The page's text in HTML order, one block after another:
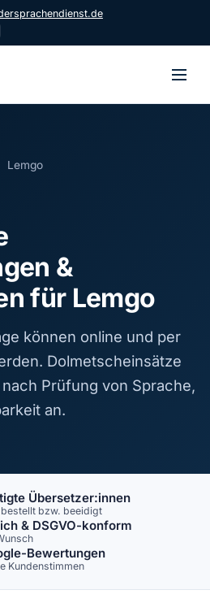
Lemgo
&
für Lemgo
können online und per
Dolmetscheinsätze
Prüfung von Sprache,
an.
Übersetzer:innen
bzw. beeidigt
& DSGVO-konform
Bewertungen
Kundenstimmen